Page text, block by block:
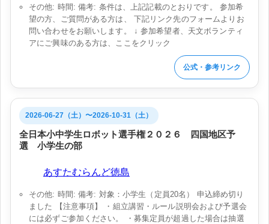
その他: 時間: 備考: 条件は、上記記載のとおりです。 参加希
望の方、ご質問がある方は、 下記リンク先のフォームよりお
問い合わせをお願いします。 ↓ 参加希望者、天文ボランティ
アにご興味のある方は、ここをクリック
公式・参考リンク
2026-06-27（土）〜2026-10-31（土）
全日本小中学生ロボット選手権２０２６ 四国地区予
選 小学生の部
あすたむらんど徳島
その他: 時間: 備考: 対象：小学生（定員20名） 申込締め切り
ました 【注意事項】 ・組立講習・ルール説明会および予選会
には必ずご参加ください。 ・募集定員が超過した場合は抽選